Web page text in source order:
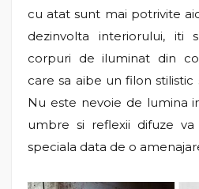
cu atat sunt mai potrivite
dezinvolta interiorului, iti
corpuri de iluminat din
care sa aibe un filon
Nu este nevoie de lumina
umbre si reflexii difuze va
speciala data de o